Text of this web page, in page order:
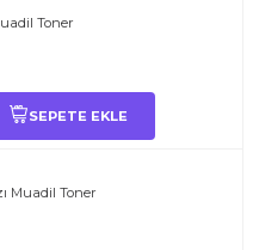
Toner
SEPETE EKLE
Muadil Toner